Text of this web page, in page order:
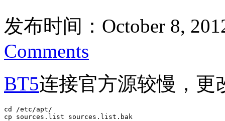
发布时间：October 8,
Comments
BT5连接官方源较慢，更
cd /etc/apt/
cp sources.list sources.list.bak